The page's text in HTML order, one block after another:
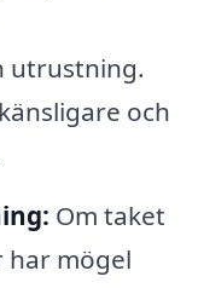
utrustning.
och
Om taket
har mögel